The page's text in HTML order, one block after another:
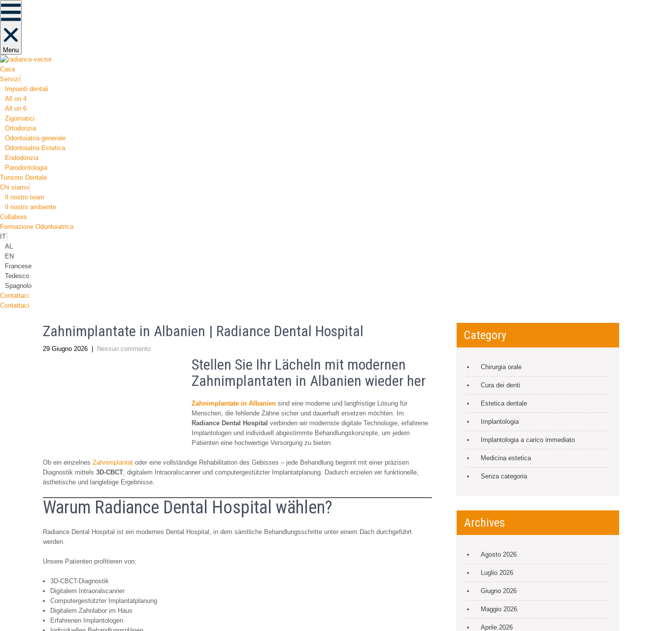
Menu
Casa
Servizi
Impianti dentali
All on 4
All on 6
Zigomatici
Ortodonzia​
Odontoiatria generale
Odontoiatria Estetica
Endodonzia
Parodontologia
Turismo Dentale
Chi siamo
Il nostro team
Il nostro ambiente
Collabora
Formazione Odontoiatrica
IT
AL
EN
Francese
Tedesco
Spagnolo
Contattaci
Contattaci
Zahnimplantate in Albanien | Radiance Dental Hospital
29 Giugno 2026 | Nessun commento
Stellen Sie Ihr Lächeln mit modernen
Zahnimplantaten in Albanien wieder her
Zahnimplantate in Albaniensind eine moderne und langfristige Lösung für
Menschen, die fehlende Zähne sicher und dauerhaft ersetzen möchten. Im
Radiance Dental Hospital verbinden wir modernste digitale Technologie, erfahrene
Implantologen und individuell abgestimmte Behandlungskonzepte, um jedem
Patienten eine hochwertige Versorgung zu bieten.
Ob ein einzelnes Zahnimplantat oder eine vollständige Rehabilitation des Gebisses – jede Behandlung beginnt mit einer präzisen
Diagnostik mittels 3D-CBCT , digitalem Intraoralscanner und computergestützter Implantatplanung. Dadurch erzielen wir funktionelle,
ästhetische und langlebige Ergebnisse.
Warum Radiance Dental Hospital wählen?
Radiance Dental Hospital ist ein modernes Dental Hospital, in dem sämtliche Behandlungsschritte unter einem Dach durchgeführt
werden.
Unsere Patienten profitieren von:
3D-CBCT-Diagnostik
Digitalem Intraoralscanner
Computergestützter Implantatplanung
Digitalem Zahnlabor im Haus
Erfahrenen Implantologen
Category
Chirurgia orale
Cura dei denti
Estetica dentale
Implantologia
Implantologia a carico immediato
Medicina estetica
Senza categoria
Archives
Agosto 2026
Luglio 2026
Giugno 2026
Maggio 2026
Aprile 2026